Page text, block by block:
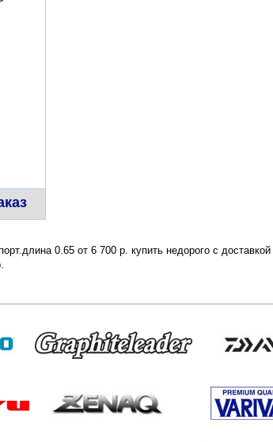
0.65 от 6 700 р. купить недорого с